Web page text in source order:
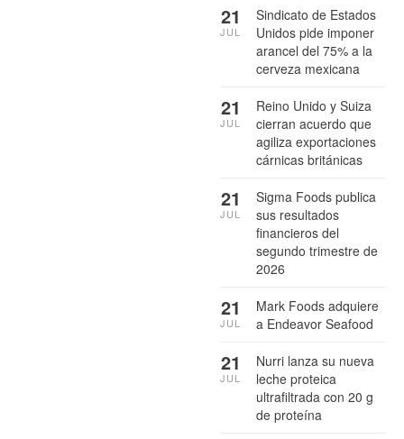
Sindicato de Estados
Unidos pide imponer
arancel del 75% a la
cerveza mexicana
21
JUL
Reino Unido y Suiza
cierran acuerdo que
agiliza exportaciones
cárnicas británicas
21
JUL
Sigma Foods publica
sus resultados
financieros del
segundo trimestre de
2026
21
JUL
Mark Foods adquiere
a Endeavor Seafood
21
JUL
Nurri lanza su nueva
leche proteica
ultrafiltrada con 20 g
de proteína
21
JUL